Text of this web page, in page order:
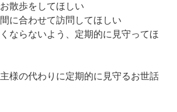
散歩をしてほしい
に合わせて訪問してほしい
ならないよう、定期的に見守ってほ
様の代わりに定期的に見守るお世話